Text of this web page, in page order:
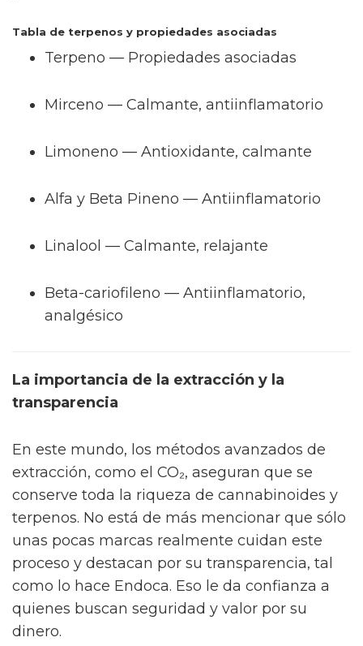
Tabla de terpenos y propiedades asociadas
Terpeno — Propiedades asociadas
Mirceno — Calmante, antiinflamatorio
Limoneno — Antioxidante, calmante
Alfa y Beta Pineno — Antiinflamatorio
Linalool — Calmante, relajante
Beta-cariofileno — Antiinflamatorio,
analgésico
La importancia de la extracción y la
transparencia
En este mundo, los métodos avanzados de
extracción, como el CO₂, aseguran que se
conserve toda la riqueza de cannabinoides y
terpenos. No está de más mencionar que sólo
unas pocas marcas realmente cuidan este
proceso y destacan por su transparencia, tal
como lo hace Endoca. Eso le da confianza a
quienes buscan seguridad y valor por su
dinero.